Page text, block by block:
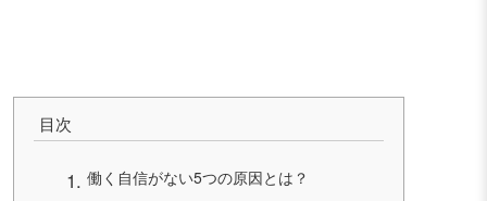
目次
働く自信がない5つの原因とは？